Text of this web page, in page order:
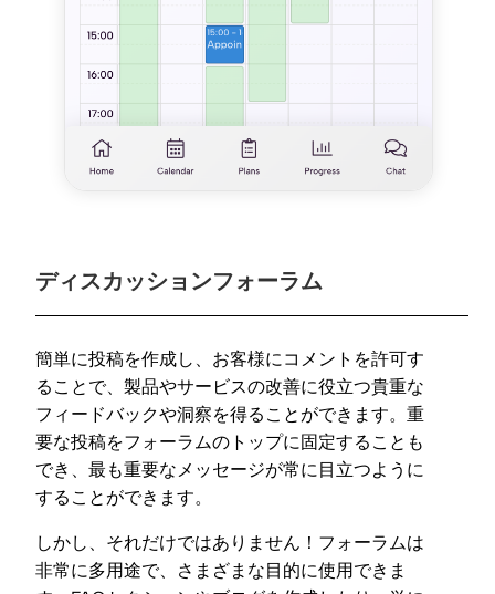
ディスカッションフォーラム
簡単に投稿を作成し、お客様にコメントを許可す
ることで、製品やサービスの改善に役立つ貴重な
フィードバックや洞察を得ることができます。重
要な投稿をフォーラムのトップに固定することも
でき、最も重要なメッセージが常に目立つように
することができます。
しかし、それだけではありません！フォーラムは
非常に多用途で、さまざまな目的に使用できま